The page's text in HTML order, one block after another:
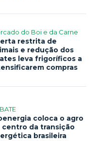
do Boi e da Carne
restrita de
e redução dos
leva frigoríficos a
compras
coloca o agro
centro da transição
brasileira